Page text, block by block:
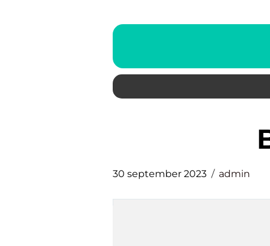
30 september 2023 admin